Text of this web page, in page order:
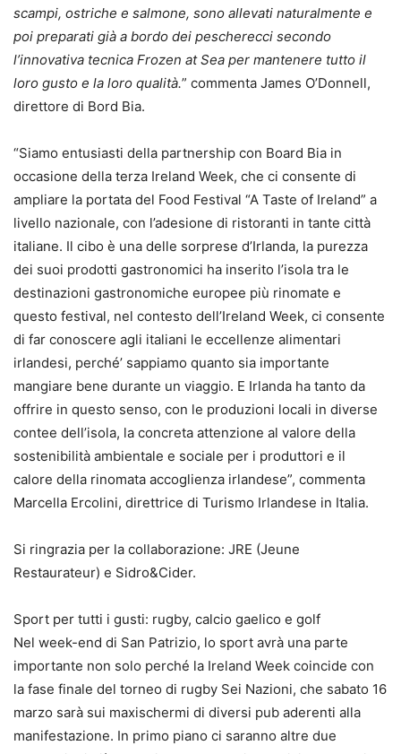
scampi, ostriche e salmone, sono allevati naturalmente e
poi preparati già a bordo dei pescherecci secondo
l’innovativa tecnica Frozen at Sea per mantenere tutto il
loro gusto e la loro qualità.” commenta James O’Donnell,
direttore di Bord Bia.
“Siamo entusiasti della partnership con Board Bia in
occasione della terza Ireland Week, che ci consente di
ampliare la portata del Food Festival “A Taste of Ireland” a
livello nazionale, con l’adesione di ristoranti in tante città
italiane. Il cibo è una delle sorprese d’Irlanda, la purezza
dei suoi prodotti gastronomici ha inserito l’isola tra le
destinazioni gastronomiche europee più rinomate e
questo festival, nel contesto dell’Ireland Week, ci consente
di far conoscere agli italiani le eccellenze alimentari
irlandesi, perché’ sappiamo quanto sia importante
mangiare bene durante un viaggio. E Irlanda ha tanto da
offrire in questo senso, con le produzioni locali in diverse
contee dell’isola, la concreta attenzione al valore della
sostenibilità ambientale e sociale per i produttori e il
calore della rinomata accoglienza irlandese”, commenta
Marcella Ercolini, direttrice di Turismo Irlandese in Italia.
Si ringrazia per la collaborazione: JRE (Jeune
Restaurateur) e Sidro&Cider.
Sport per tutti i gusti: rugby, calcio gaelico e golf
Nel week-end di San Patrizio, lo sport avrà una parte
importante non solo perché la Ireland Week coincide con
la fase finale del torneo di rugby Sei Nazioni, che sabato 16
marzo sarà sui maxischermi di diversi pub aderenti alla
manifestazione. In primo piano ci saranno altre due